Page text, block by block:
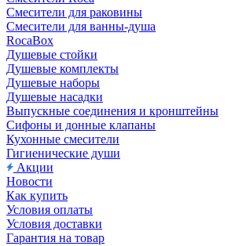
Смесители для раковины
Смесители для ванны-душа
RocaBox
Душевые стойки
Душевые комплекты
Душевые наборы
Душевые насадки
Выпускные соединения и кронштейны
Сифоны и донные клапаны
Кухонные смесители
Гигиенические души
Акции
Новости
Как купить
Условия оплаты
Условия доставки
Гарантия на товар